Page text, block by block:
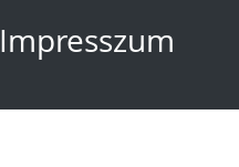
Impresszum